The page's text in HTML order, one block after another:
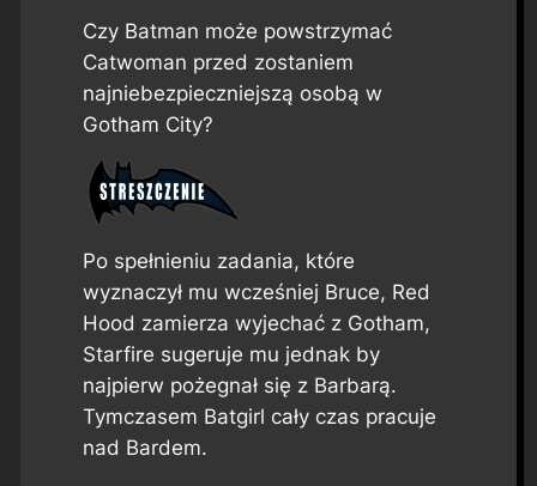
Czy Batman może powstrzymać
Catwoman przed zostaniem
najniebezpieczniejszą osobą w
Gotham City?
Po spełnieniu zadania, które
wyznaczył mu wcześniej Bruce, Red
Hood zamierza wyjechać z Gotham,
Starfire sugeruje mu jednak by
najpierw pożegnał się z Barbarą.
Tymczasem Batgirl cały czas pracuje
nad Bardem.